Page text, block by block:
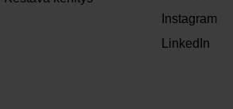
Instagram
LinkedIn